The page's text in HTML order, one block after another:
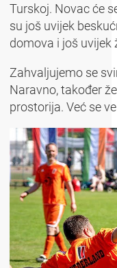
Turskoj. Novac će
su još uvijek
domova i još uvijek
Zahvaljujemo se
Naravno, također
prostorija. Već se